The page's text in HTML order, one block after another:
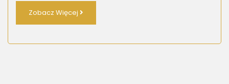
Zobacz Więcej